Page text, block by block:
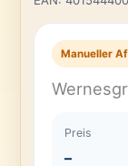
Manueller
Preis
–